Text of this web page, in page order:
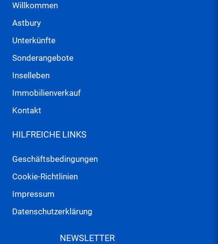
Willkommen
Astbury
Unterkünfte
Sonderangebote
Inselleben
Immobilienverkauf
Kontakt
HILFREICHE LINKS
Geschäftsbedingungen
Cookie-Richtlinien
Impressum
Datenschutzerklärung
NEWSLETTER